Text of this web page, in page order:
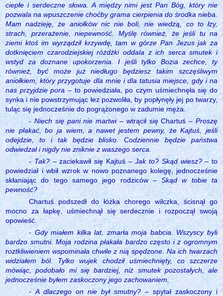
ciepłe i serdeczne słowa. A między nimi jest Pan Bóg, który nie
pozwala na wpuszczenie choćby grama cierpienia do środka nieba.
Mam nadzieję, że aniołków nic nie boli, nie wiedzą, co to łzy,
strach, przerażenie, niepewność. Myślę również, że jeśli tu na
ziemi ktoś im wyrządził krzywdę, tam w górze Pan Jezus jak za
dotknięciem czarodziejskiej różdżki oddala z ich serca smutek i
wstyd za doznane upokorzenia. I jeśli tylko Bozia zechce, ty
również, być może już niedługo będziesz takim szczęśliwym
aniołkiem, który przygotuje dla mnie i dla tatusia miejsce, gdy i na
nas przyjdzie pora – to powiedziała, po czym uśmiechnęła się do
synka i nie powstrzymując łez pozwoliła, by popłynęły jej po twarzy,
tuląc się jednocześnie do pogrążonego w zadumie męża.
-Niech się pani nie martwi– wtrącił się Chartuś –Proszę
nie płakać, bo ja wiem, a nawet jestem pewny, że Kajtuś, jeśli
odejdzie, to i tak będzie blisko. Codziennie będzie państwa
odwiedzał i nigdy nie zniknie z waszego serca.
-Tak? – zaciekawił się Kajtuś –Jak to? Skąd wiesz?– to
powiedział i wbił wzrok w nowo poznanego kolegę, jednocześnie
skłaniając do tego samego jego rodziców –Skąd w tobie ta
pewność?
Chartuś podszedł do łóżka chorego wilczka, ścisnął go
mocno za łapkę, uśmiechnął się serdecznie i rozpoczął swoją
opowieść.
- Gdy miałem kilka lat, zmarła moja babcia. Wszyscy byli
bardzo smutni. Moja rodzina płakała bardzo często i z ogromnym
roztkliwieniem wspominała chwile z nią spędzone. Na ich twarzach
widziałem ból. Tylko wujek chodził uśmiechnięty, co szczerze
mówiąc, podobało mi się bardziej, niż smutek pozostałych, ale
jednocześnie byłem zaskoczony jego zachowaniem.
-A dlaczego on nie był smutny?– spytał zaskoczony i